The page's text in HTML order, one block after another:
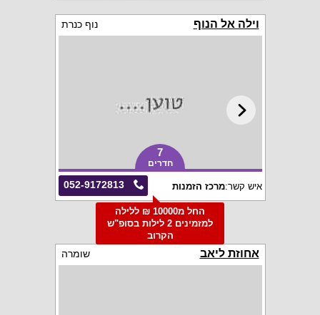
וילה אל הנוף נוף כנרת
7
חדרים
052-9172813 איש קשר:מרכז הזמנות
החל מ10000 ₪ ללילה
למזמינים 2 לילות בסופ"ש
הקרוב
אחוזת ליאב שומרה